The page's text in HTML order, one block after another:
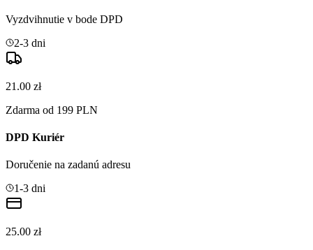
Vyzdvihnutie v bode DPD
2-3 dni
21.00 zł
Zdarma od 199 PLN
DPD Kuriér
Doručenie na zadanú adresu
1-3 dni
25.00 zł